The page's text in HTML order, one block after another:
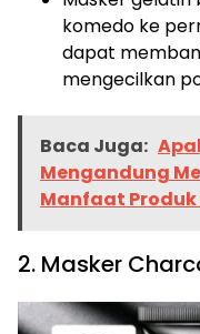
komedo ke
dapat
mengecilkan
Baca Juga:
Mengandung
Manfaat
2. Masker